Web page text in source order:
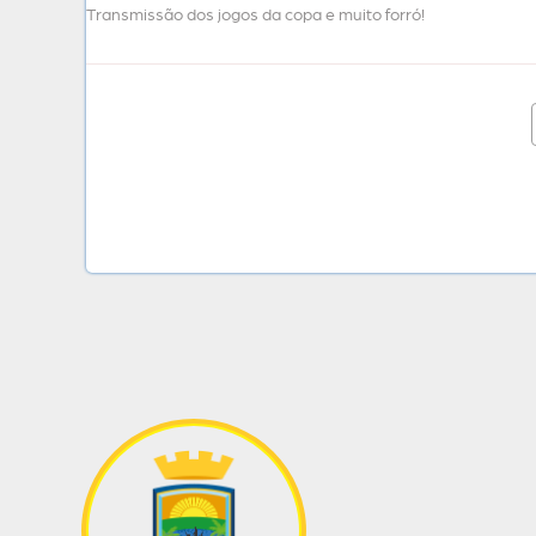
Transmissão dos jogos da copa e muito forró!